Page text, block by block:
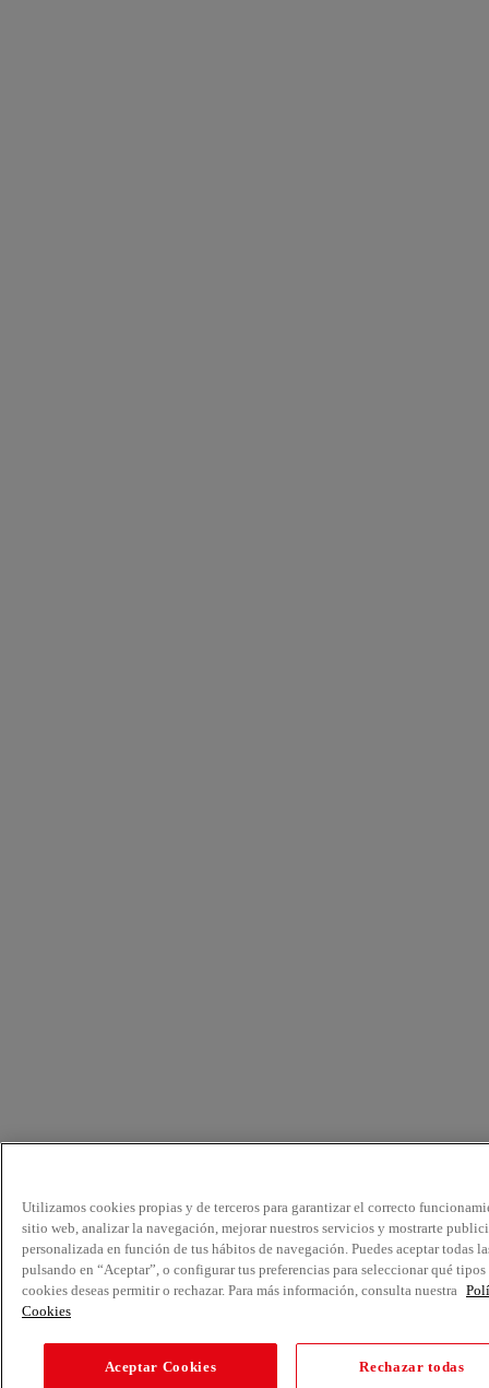
Utilizamos cookies propias y de terceros para garantizar el correcto
sitio web, analizar la navegación, mejorar nuestros servicios y mostrarte
personalizada en función de tus hábitos de navegación. Puedes aceptar todas
pulsando en “Aceptar”, o configurar tus preferencias para seleccionar qué tipos
cookies deseas permitir o rechazar. Para más información, consulta nuestra
Cookies
Aceptar Cookies Rechazar todas